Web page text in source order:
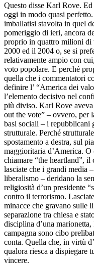
Questo disse Karl Rove.
oggi in modo quasi
imballatisi stavolta in quel
pomeriggio di ieri, ancora
proprio in quattro milioni di
2000 ed il 2004 o, se si
relativamente ampio con
voto popolare. E perché
quella che i commentatori
definire l’ “America dei
l’elemento decisivo nel
più diviso. Karl Rove
out the vote” – ovvero, per
basi sociali – i repubblicani
strutturale. Perché
spostamento a destra, sul
maggioritaria d’America. O
chiamare “the heartland”,
lasciate che i grandi media
liberalismo – deridano la
religiosità d’un presidente
contro il terrorismo.
minacce che gravano sulle
separazione tra chiesa e
disciplina d’una
campagna sono cibo
conta. Quella che, in virtù
qualora riesca a dispiegare
vincere.